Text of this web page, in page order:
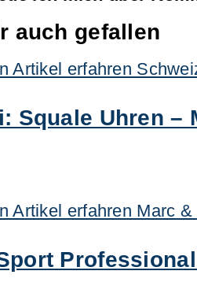
auch gefallen
Squale Uhren –